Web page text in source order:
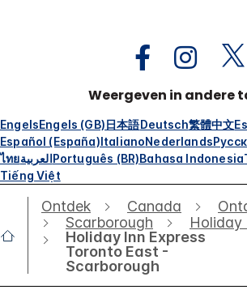
Weergeven in andere
EngelsEngels (GB)日本語Deutsch繁體中文
Español (España)ItalianoNederlands
ไทยالعربيةPortuguês (BR)Bahasa Indonesia
Tiếng Việt
Ontdek Canada
Scarborough
Holiday
Holiday Inn Express
Toronto East -
Scarborough